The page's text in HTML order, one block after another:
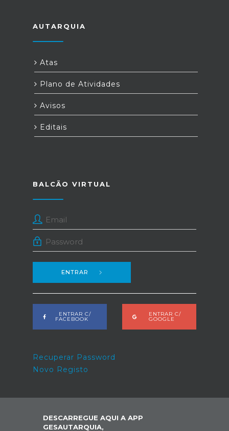
AUTARQUIA
Atas
Plano de Atividades
Avisos
Editais
BALCÃO VIRTUAL
ENTRAR
ENTRAR C/
FACEBOOK
ENTRAR C/
GOOGLE
Recuperar Password
Novo Registo
DESCARREGUE AQUI A APP
GESAUTARQUIA,